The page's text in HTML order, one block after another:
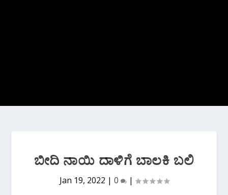
ಬೀದಿ ನಾಯಿ ದಾಳಿಗೆ ಬಾಲಕಿ ಬಲಿ
Jan 19, 2022 | 0 |